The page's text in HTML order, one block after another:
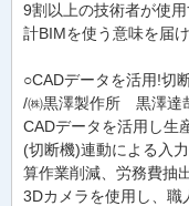
9割以上の技術者が使
計BIMを使う意味を届け
○CADデータを活用!切
/㈱黒澤製作所 黒澤達
CADデータを活用し生
(切断機)連動による入
算作業削減、労務費抽
3Dカメラを使用し、職